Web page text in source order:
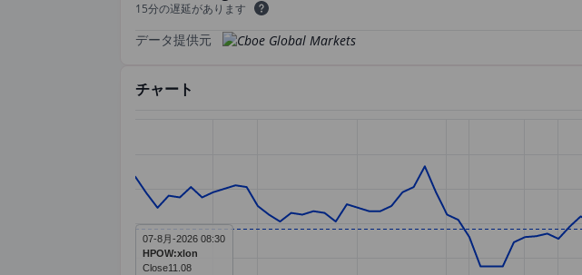
15分の遅延があります
データ提供元
チャート
The chart has 1 X axis displaying categories.
The chart has 1 Y axis displaying values. Data ranges from
07-8月-2026 08:30
HPOW:xlon
Close11.08